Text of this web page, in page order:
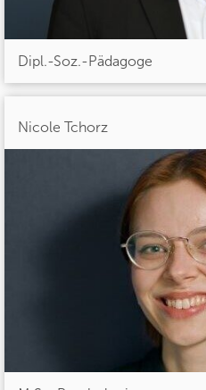
Dipl.-Soz.-Pädagoge
Nicole Tchorz